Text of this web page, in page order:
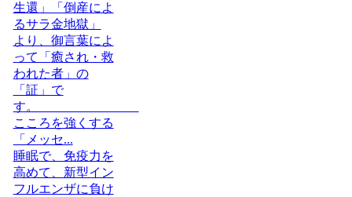
生還」「倒産によ
るサラ金地獄」
より、御言葉によ
って「癒され・救
われた者」の
「証」で
す。
こころを強くする
「メッセ...
睡眠で、免疫力を
高めて、新型イン
フルエンザに負け